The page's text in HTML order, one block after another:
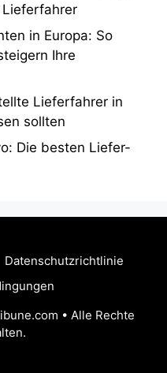
in Europa: So
Ihre
Lieferfahrer in
sollten
Die besten Liefer-
Datenschutzrichtlinie
• Alle Rechte